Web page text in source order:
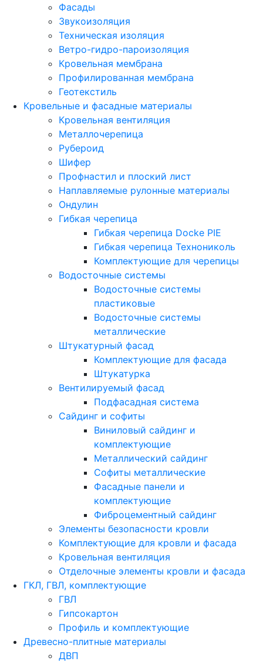
Фасады
Звукоизоляция
Техническая изоляция
Ветро-гидро-пароизоляция
Кровельная мембрана
Профилированная мембрана
Геотекстиль
Кровельные и фасадные материалы
Кровельная вентиляция
Металлочерепица
Рубероид
Шифер
Профнастил и плоский лист
Наплавляемые рулонные материалы
Ондулин
Гибкая черепица
Гибкая черепица Docke PIE
Гибкая черепица Технониколь
Комплектующие для черепицы
Водосточные системы
Водосточные системы
пластиковые
Водосточные системы
металлические
Штукатурный фасад
Комплектующие для фасада
Штукатурка
Вентилируемый фасад
Подфасадная система
Сайдинг и софиты
Виниловый сайдинг и
комплектующие
Металлический сайдинг
Софиты металлические
Фасадные панели и
комплектующие
Фиброцементный сайдинг
Элементы безопасности кровли
Комплектующие для кровли и фасада
Кровельная вентиляция
Отделочные элементы кровли и фасада
ГКЛ, ГВЛ, комплектующие
ГВЛ
Гипсокартон
Профиль и комплектующие
Древесно-плитные материалы
ДВП